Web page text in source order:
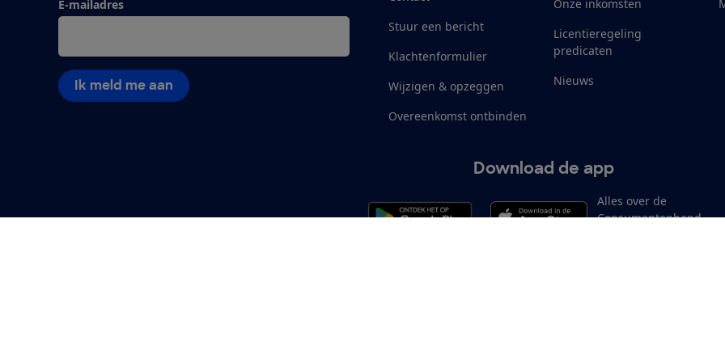
E-mailadres
Ik meld me aan
Stuur een bericht
Klachtenformulier
Wijzigen & opzeggen
Overeenkomst ontbinden
Onze inkomsten
Licentieregeling
predicaten
Nieuws
Download de app
Alles over de
Consumentenbond-